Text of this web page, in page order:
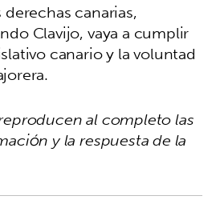
canarias,
Clavijo, vaya a cumplir
canario y la voluntad
al completo las
y la respuesta de la